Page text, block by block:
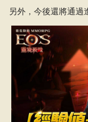
另外，今後還將通過